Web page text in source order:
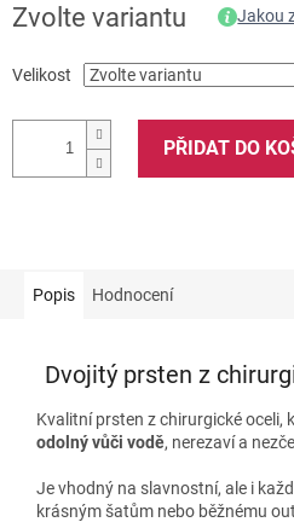
Zvolte variantu Jakou
Velikost
PŘIDAT DO
Popis Hodnocení
Dvojitý prsten z
Kvalitní prsten z chirurgické oceli,
odolný vůči vodě, nerezaví a
Je vhodný na slavnostní, ale i
krásným šatům nebo běžnému